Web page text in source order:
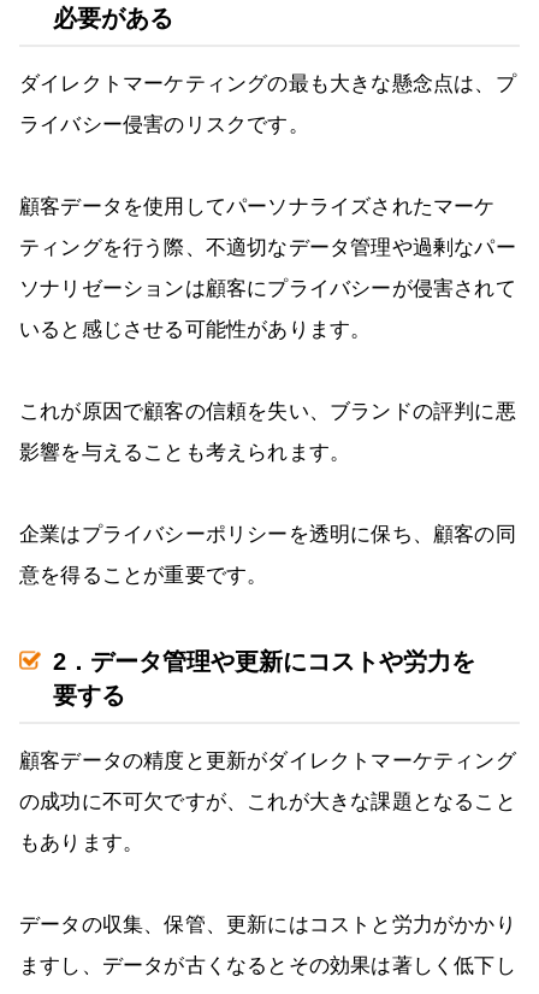
必要がある
ダイレクトマーケティングの最も大きな懸念点は、プ
ライバシー侵害のリスクです。
顧客データを使用してパーソナライズされたマーケ
ティングを行う際、不適切なデータ管理や過剰なパー
ソナリゼーションは顧客にプライバシーが侵害されて
いると感じさせる可能性があります。
これが原因で顧客の信頼を失い、ブランドの評判に悪
影響を与えることも考えられます。
企業はプライバシーポリシーを透明に保ち、顧客の同
意を得ることが重要です。
2．データ管理や更新にコストや労力を
要する
顧客データの精度と更新がダイレクトマーケティング
の成功に不可欠ですが、これが大きな課題となること
もあります。
データの収集、保管、更新にはコストと労力がかかり
ますし、データが古くなるとその効果は著しく低下し